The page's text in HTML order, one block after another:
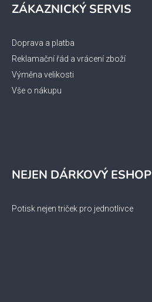
ZÁKAZNICKÝ SERVIS
Doprava a platba
Reklamační řád a vrácení zboží
Výměna velikosti
Vše o nákupu
NEJEN DÁRKOVÝ ESHOP
Potisk nejen triček pro jednotlivce